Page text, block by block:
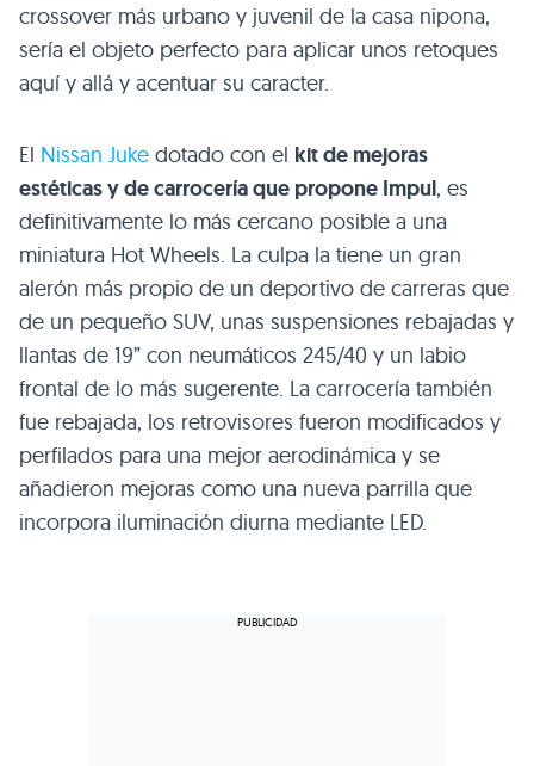
crossover más urbano y juvenil de la casa nipona,
sería el objeto perfecto para aplicar unos retoques
aquí y allá y acentuar su caracter.
El Nissan Juke dotado con el kit de mejoras
estéticas y de carrocería que propone Impul, es
definitivamente lo más cercano posible a una
miniatura Hot Wheels. La culpa la tiene un gran
alerón más propio de un deportivo de carreras que
de un pequeño SUV, unas suspensiones rebajadas y
llantas de 19” con neumáticos 245/40 y un labio
frontal de lo más sugerente. La carrocería también
fue rebajada, los retrovisores fueron modificados y
perfilados para una mejor aerodinámica y se
añadieron mejoras como una nueva parrilla que
incorpora iluminación diurna mediante LED.